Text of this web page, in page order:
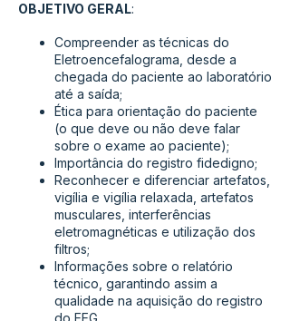
OBJETIVO GERAL:
Compreender as técnicas do
Eletroencefalograma, desde a
chegada do paciente ao laboratório
até a saída;
Ética para orientação do paciente
(o que deve ou não deve falar
sobre o exame ao paciente);
Importância do registro fidedigno;
Reconhecer e diferenciar artefatos,
vigília e vigília relaxada, artefatos
musculares, interferências
eletromagnéticas e utilização dos
filtros;
Informações sobre o relatório
técnico, garantindo assim a
qualidade na aquisição do registro
do EEG.